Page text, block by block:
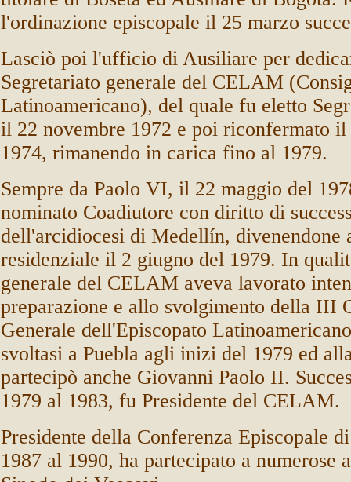
l'ordinazione episcopale il 25 marzo
Lasciò poi l'ufficio di Ausiliare per
Segretariato generale del CELAM
Latinoamericano), del quale fu eletto
il 22 novembre 1972 e poi riconfermato il
1974, rimanendo in carica fino al 1979.
Sempre da Paolo VI, il 22 maggio del
nominato Coadiutore con diritto di
dell'arcidiocesi di Medellín, divenendone
residenziale il 2 giugno del 1979. In
generale del CELAM aveva lavorato
preparazione e allo svolgimento della III
Generale dell'Episcopato
svoltasi a Puebla agli inizi del 1979 ed
partecipò anche Giovanni Paolo II.
1979 al 1983, fu Presidente del CELAM.
Presidente della Conferenza Episcopale
1987 al 1990, ha partecipato a numerose